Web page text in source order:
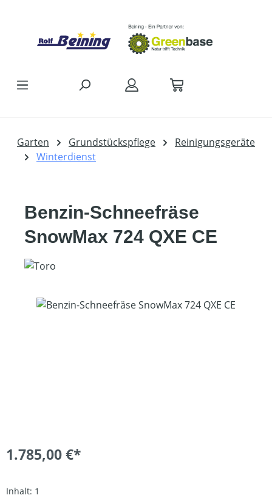
Garten Grundstückspflege
Reinigungsgeräte
Winterdienst
Benzin-Schneefräse
SnowMax 724 QXE CE
Bildergalerie überspringen
1.785,00 €*
Inhalt: 1